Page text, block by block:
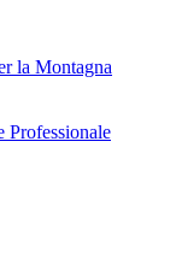
la Montagna
Professionale